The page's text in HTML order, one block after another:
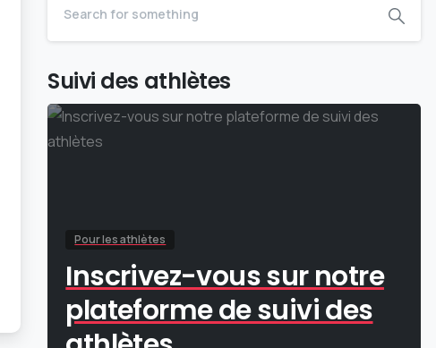
Suivi des athlètes
Pour les athlètes
Inscrivez-vous sur notre
plateforme de suivi des